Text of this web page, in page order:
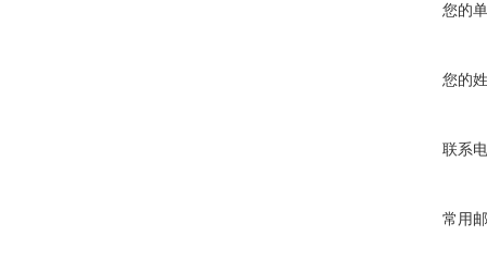
您的
您的
联系
常用